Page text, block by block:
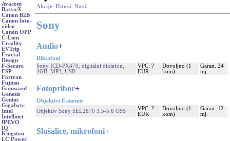
Avacom
BatterX
Canon B2B
Canon foto-
video
Canon OPP
C-Lion
Creality
EVTrip
Fractal
Design
F-Secure
FSP -
Fortron
Fujitsu
Gainward
Genesis
Genius
Gigabyte
Intel
Intellinet
IPEVO
IQ
Kingston
LC Power
Akcije Hitovi Novi
Sony
Audio+
Diktafoni
Sony ICD-PX470, digitalni diktafon,
4GB, MP3, USB
VPC: ?
EUR
Dovoljno (1
kom)
Garan. 24
mj.
Fotopribor+
Objektivi E-mount
Objektiv Sony SEL2870 3.5-5.6 OSS
VPC: ?
EUR
Dovoljno (1
kom)
Garan. 12
mj.
Slušalice, mikrofoni+